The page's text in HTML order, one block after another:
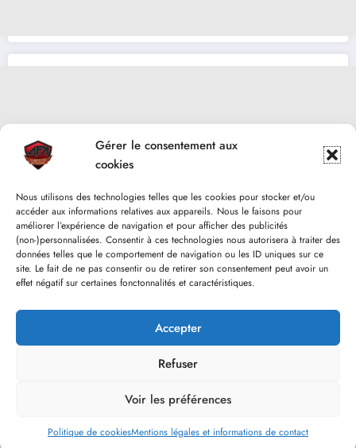
Gérer le consentement aux
cookies
Nous utilisons des technologies telles que les cookies pour stocker et/ou
accéder aux informations relatives aux appareils. Nous le faisons pour
améliorer l’expérience de navigation et pour afficher des publicités
(non-)personnalisées. Consentir à ces technologies nous autorisera à traiter des
données telles que le comportement de navigation ou les ID uniques sur ce
site. Le fait de ne pas consentir ou de retirer son consentement peut avoir un
effet négatif sur certaines fonctonnalités et caractéristiques.
Accepter
Refuser
Voir les préférences
Politique de cookiesMentions légales et informations de contact